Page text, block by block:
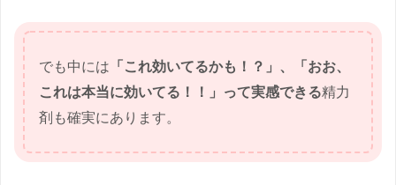
でも中には 「これ効いてるかも！？」、「おお、
これは本当に効いてる！！」って実感できる精力
剤も確実にあります。